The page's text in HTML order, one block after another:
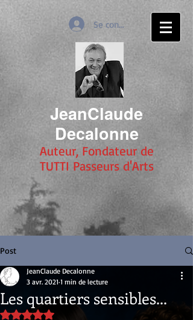
Se connecter
JeanClaude
Decalonne
Auteur, Fondateur de
TUTTI Passeurs d'Arts
Post
Les quartiers sensibles...
JeanClaude Decalonne
3 avr. 2021 1 min de lecture
Noté NaN étoiles sur 5.